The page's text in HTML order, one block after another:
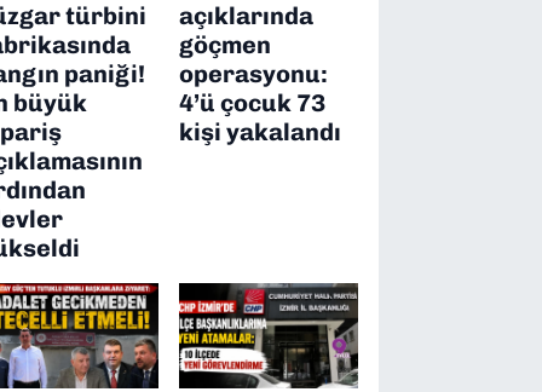
türbini
paniği!
büyük
açıklarında
göçmen
operasyonu:
4’ü çocuk 73
kişi yakalandı